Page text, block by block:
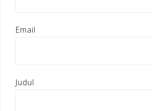
Email
Judul